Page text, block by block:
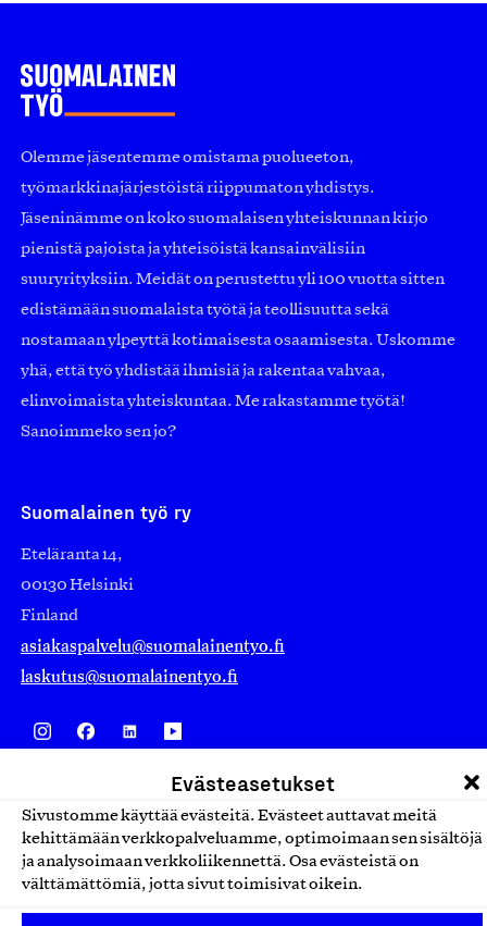
Evästeasetukset
Sivustomme käyttää evästeitä. Evästeet auttavat meitä
kehittämään verkkopalveluamme, optimoimaan sen sisältöjä
ja analysoimaan verkkoliikennettä. Osa evästeistä on
välttämättömiä, jotta sivut toimisivat oikein.
Olemme jäsentemme omistama puolueeton,
työmarkkinajärjestöistä riippumaton yhdistys.
Jäseninämme on koko suomalaisen yhteiskunnan kirjo
pienistä pajoista ja yhteisöistä kansainvälisiin
suuryrityksiin. Meidät on perustettu yli 100 vuotta sitten
edistämään suomalaista työtä ja teollisuutta sekä
nostamaan ylpeyttä kotimaisesta osaamisesta. Uskomme
yhä, että työ yhdistää ihmisiä ja rakentaa vahvaa,
elinvoimaista yhteiskuntaa. Me rakastamme työtä!
Sanoimmeko sen jo?
Suomalainen työ ry
Eteläranta 14,
00130 Helsinki
Finland
asiakaspalvelu@suomalainentyo.fi
laskutus@suomalainentyo.fi